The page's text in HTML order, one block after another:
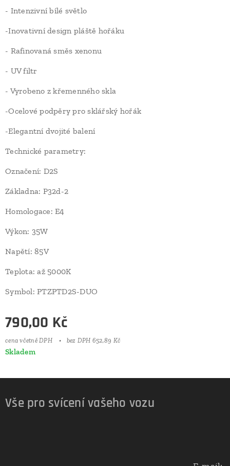
- Intenzivní bílé světlo
-Inovativní design pláště hořáku
- Rafinovaná směs xenonu
- UV filtr
- Vyrobeno z křemenného skla
-Ocelové podpěry pro sklářský hořák
-Elegantní dvojité balení
Technické parametry:
Označení: D2S
Základna: P32d-2
Homologace: E4
Výkon: 35W
Napětí: 85V
Teplota: až 5000K
Symbol: PTZPTD2S-DUO
790,00 Kč
cena včetně DPH bez DPH 652,89 Kč
Skladem
Vše pro svícení vašeho vozu